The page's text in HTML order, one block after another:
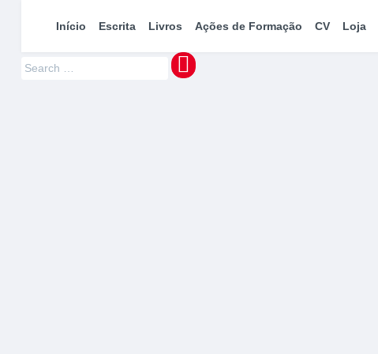
maquinaMUNDI
Pedro Manuel Azevedo » Escritor » Formador
Início Escrita Livros Ações de Formação CV Loja